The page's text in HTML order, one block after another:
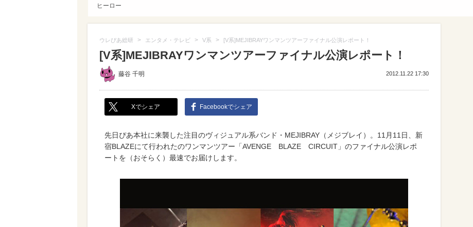
ヒーロー
ウレぴあ総研 > エンタメ・テレビ > V系 > [V系]MEJIBRAYワンマンツアーファイナル公演レポート！
[V系]MEJIBRAYワンマンツアーファイナル公演レポート！
藤谷 千明 2012.11.22 17:30
Xでシェア Facebookでシェア
先日ぴあ本社に来襲した注目のヴィジュアル系バンド・MEJIBRAY（メジブレイ）。11月11日、新
宿BLAZEにて行われたのワンマンツアー「AVENGE BLAZE CIRCUIT」のファイナル公演レポ
ートを（おそらく）最速でお届けします。